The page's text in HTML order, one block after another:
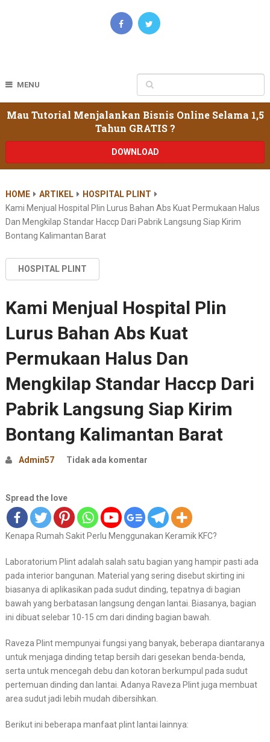
MENU
Mau Tutorial Menjalankan Bisnis Online Selama 1,5
Tahun GRATIS ?
DOWNLOAD
HOME ARTIKEL
HOSPITAL PLINT
Kami Menjual Hospital Plin Lurus Bahan Abs Kuat Permukaan Halus
Dan Mengkilap Standar Haccp Dari Pabrik Langsung Siap Kirim
Bontang Kalimantan Barat
HOSPITAL PLINT
Kami Menjual Hospital Plin
Lurus Bahan Abs Kuat
Permukaan Halus Dan
Mengkilap Standar Haccp Dari
Pabrik Langsung Siap Kirim
Bontang Kalimantan Barat
Admin57 Tidak ada komentar
Spread the love
Kenapa Rumah Sakit Perlu Menggunakan Keramik KFC?
Laboratorium Plint adalah salah satu bagian yang hampir pasti ada
pada interior bangunan. Material yang sering disebut skirting ini
biasanya di aplikasikan pada sudut dinding, tepatnya di bagian
bawah yang berbatasan langsung dengan lantai. Biasanya, bagian
ini dibuat selebar 10-15 cm dari dinding bagian bawah.
Raveza Plint mempunyai fungsi yang banyak, beberapa diantaranya
untuk menjaga dinding tetap bersih dari gesekan benda-benda,
serta untuk mencegah debu dan kotoran berkumpul pada sudut
pertemuan dinding dan lantai. Adanya Raveza Plint juga membuat
area sudut jadi lebih mudah dibersihkan.
Berikut ini beberapa manfaat plint lantai lainnya: